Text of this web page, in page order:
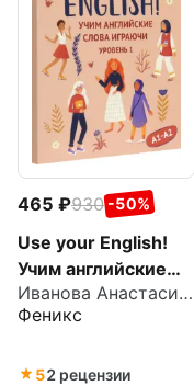
465 930 -50%
Use your English!
Учим английские
слова играючи.
Уровень 1
Иванова Анастасия Евгеньевна
Феникс
52 рецензии